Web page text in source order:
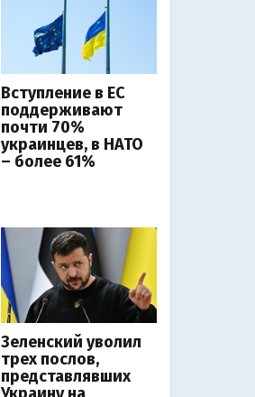
Вступление в ЕС
поддерживают
почти 70%
украинцев, в НАТО
– более 61%
Зеленский уволил
трех послов,
представлявших